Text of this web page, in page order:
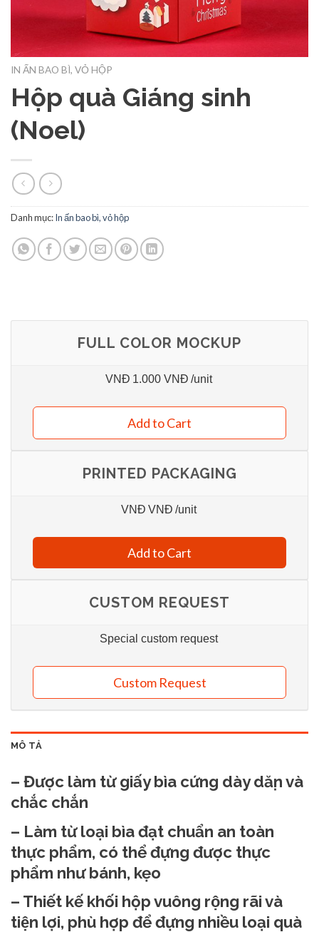
IN ẤN BAO BÌ, VỎ HỘP
Hộp quà Giáng sinh
(Noel)
Danh mục:In ấn bao bì, vỏ hộp
FULL COLOR MOCKUP
VNĐ 1.000 VNĐ /unit
Add to Cart
PRINTED PACKAGING
VNĐ VNĐ /unit
Add to Cart
CUSTOM REQUEST
Special custom request
Custom Request
MÔ TẢ
– Được làm từ giấy bìa cứng dày dặn và
chắc chắn
– Làm từ loại bìa đạt chuẩn an toàn
thực phẩm, có thể đựng được thực
phẩm như bánh, kẹo
– Thiết kế khối hộp vuông rộng rãi và
tiện lợi, phù hợp để đựng nhiều loại quà